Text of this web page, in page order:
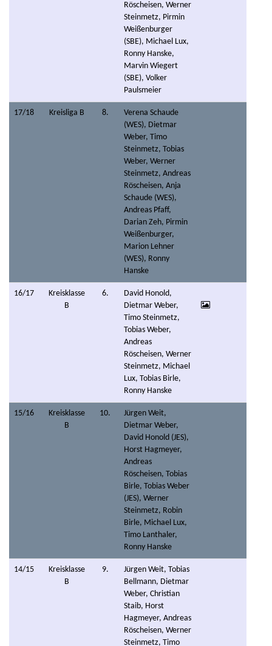
Röscheisen, Werner
Steinmetz, Pirmin
Weißenburger
(SBE), Michael Lux,
Ronny Hanske,
Marvin Wiegert
(SBE), Volker
Paulsmeier
17/18 Kreisliga B 8.
Verena Schaude
(WES), Dietmar
Weber, Timo
Steinmetz, Tobias
Weber, Werner
Steinmetz, Andreas
Röscheisen, Anja
Schaude (WES),
Andreas Pfaff,
Darian Zeh, Pirmin
Weißenburger,
Marion Lehner
(WES), Ronny
Hanske
16/17
Kreisklasse
B
6.
David Honold,
Dietmar Weber,
Timo Steinmetz,
Tobias Weber,
Andreas
Röscheisen, Werner
Steinmetz, Michael
Lux, Tobias Birle,
Ronny Hanske
15/16
Kreisklasse
B
10.
Jürgen Weit,
Dietmar Weber,
David Honold (JES),
Horst Hagmeyer,
Andreas
Röscheisen, Tobias
Birle, Tobias Weber
(JES), Werner
Steinmetz, Robin
Birle, Michael Lux,
Timo Lanthaler,
Ronny Hanske
14/15
Kreisklasse
B
9.
Jürgen Weit, Tobias
Bellmann, Dietmar
Weber, Christian
Staib, Horst
Hagmeyer, Andreas
Röscheisen, Werner
Steinmetz, Timo